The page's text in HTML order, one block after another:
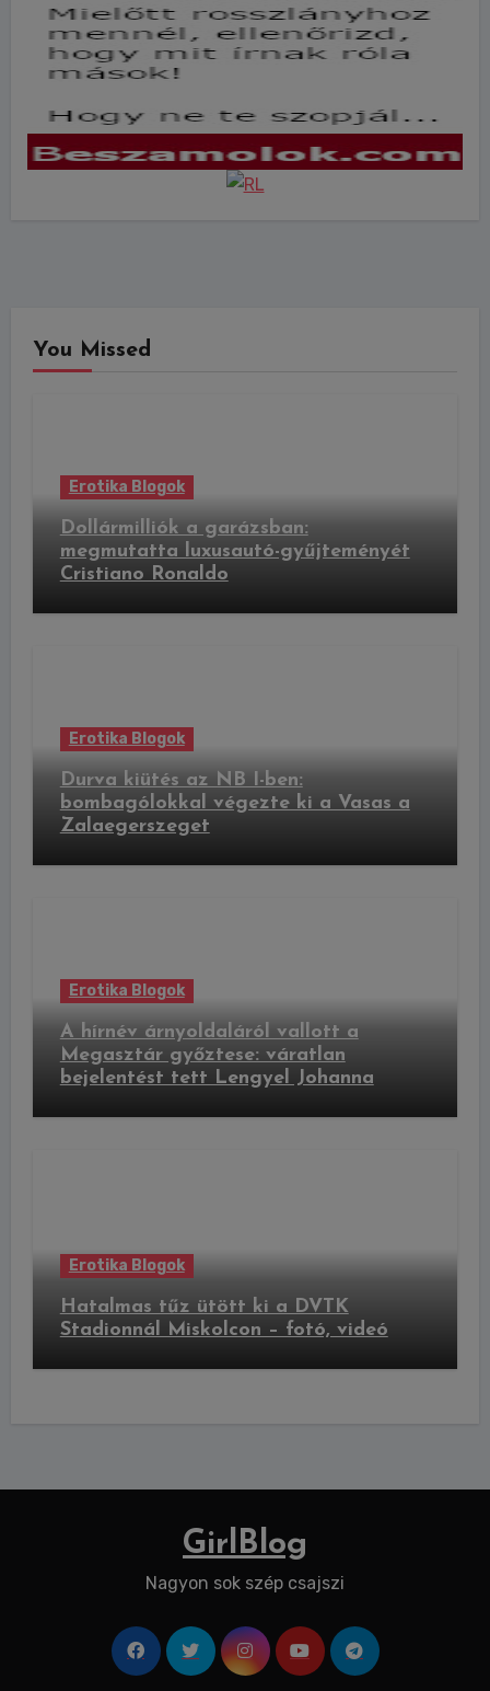
You Missed
Erotika Blogok
Dollármilliók a garázsban:
megmutatta luxusautó-gyűjteményét
Cristiano Ronaldo
Erotika Blogok
Durva kiütés az NB I-ben:
bombagólokkal végezte ki a Vasas a
Zalaegerszeget
Erotika Blogok
A hírnév árnyoldaláról vallott a
Megasztár győztese: váratlan
bejelentést tett Lengyel Johanna
Erotika Blogok
Hatalmas tűz ütött ki a DVTK
Stadionnál Miskolcon – fotó, videó
GirlBlog
Nagyon sok szép csajszi